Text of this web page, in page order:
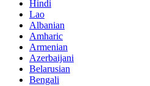
Hindi
Lao
Albanian
Amharic
Armenian
Azerbaijani
Belarusian
Bengali